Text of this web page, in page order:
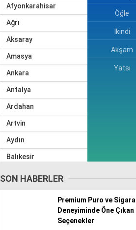
Afyonkarahisar
Ağrı
Aksaray
Amasya
Ankara
Antalya
Ardahan
Artvin
Aydın
Balıkesir
Bartın
Öğle
İkindi
Akşam
Yatsı
SON HABERLER
Premium Puro ve Sigara
Deneyiminde Öne Çıkan
Seçenekler